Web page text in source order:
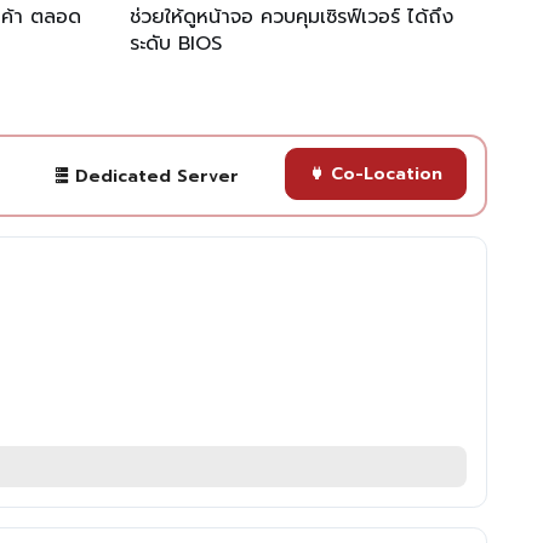
า ตลอด
ช่วยให้ดูหน้าจอ ควบคุมเซิรฟ์เวอร์ ได้ถึง
ระดับ BIOS
Dedicated Server Co-Location